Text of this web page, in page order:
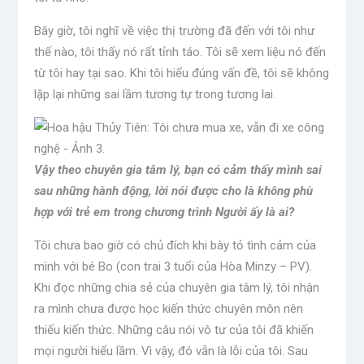
Bây giờ, tôi nghĩ về việc thị trường đã đến với tôi như
thế nào, tôi thấy nó rất tỉnh táo. Tôi sẽ xem liệu nó đến
từ tôi hay tại sao. Khi tôi hiểu đúng vấn đề, tôi sẽ không
lặp lại những sai lầm tương tự trong tương lai.
Vậy theo chuyên gia tâm lý, bạn có cảm thấy mình sai
sau những hành động, lời nói được cho là không phù
hợp với trẻ em trong chương trình Người ấy là ai?
Tôi chưa bao giờ có chủ đích khi bày tỏ tình cảm của
mình với bé Bo (con trai 3 tuổi của Hòa Minzy – PV).
Khi đọc những chia sẻ của chuyên gia tâm lý, tôi nhận
ra mình chưa được học kiến ​​thức chuyên môn nên
thiếu kiến ​​thức. Những câu nói vô tư của tôi đã khiến
mọi người hiểu lầm. Vì vậy, đó vẫn là lỗi của tôi. Sau